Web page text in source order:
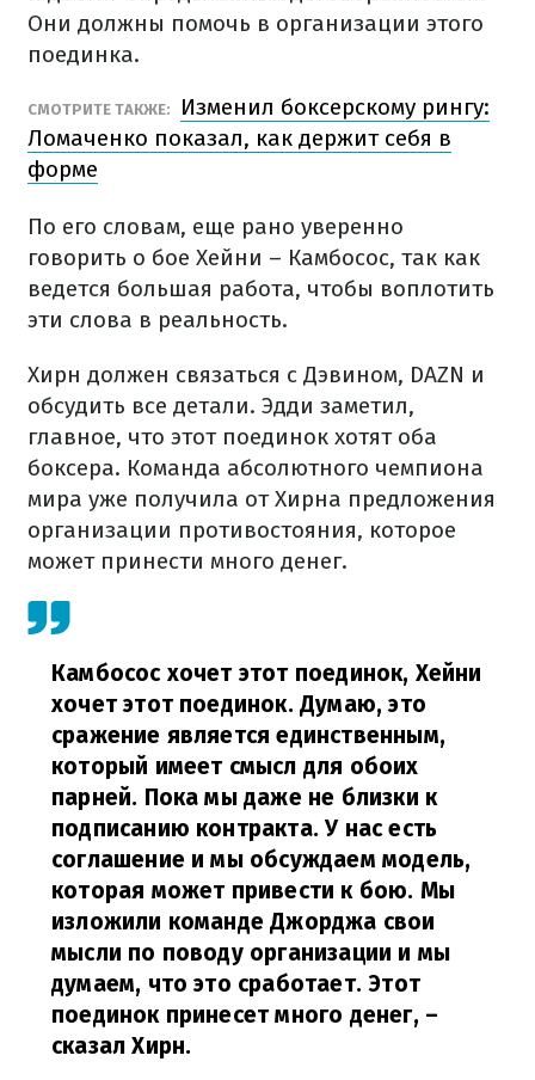
Они должны помочь в организации этого
поединка.
СМОТРИТЕ ТАКЖЕ:
Изменил боксерскому рингу:
Ломаченко показал, как держит себя в
форме
По его словам, еще рано уверенно
говорить о бое Хейни – Камбосос, так как
ведется большая работа, чтобы воплотить
эти слова в реальность.
Хирн должен связаться с Дэвином, DAZN и
обсудить все детали. Эдди заметил,
главное, что этот поединок хотят оба
боксера. Команда абсолютного чемпиона
мира уже получила от Хирна предложения
организации противостояния, которое
может принести много денег.
Камбосос хочет этот поединок, Хейни
хочет этот поединок. Думаю, это
сражение является единственным,
который имеет смысл для обоих
парней. Пока мы даже не близки к
подписанию контракта. У нас есть
соглашение и мы обсуждаем модель,
которая может привести к бою. Мы
изложили команде Джорджа свои
мысли по поводу организации и мы
думаем, что это сработает. Этот
поединок принесет много денег, –
сказал Хирн.